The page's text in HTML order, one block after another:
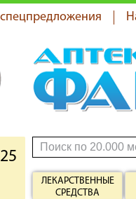
ЛЕКАРСТВЕННЫЕ
СРЕДСТВА